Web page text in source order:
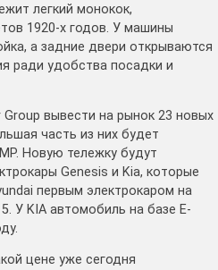
легкий монокок,
1920-х годов. У машины
а задние двери открываются
ради удобства посадки и
Group вывести на рынок 23 новых
часть из них будет
Новую тележку будут
Genesis и Kia, которые
первым электрокаром на
У KIA автомобиль на базе E-
цене уже сегодня